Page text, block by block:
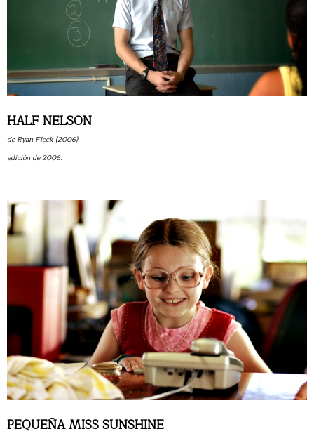
HALF NELSON
de Ryan Fleck (2006).
edición de 2006.
PEQUEÑA MISS SUNSHINE